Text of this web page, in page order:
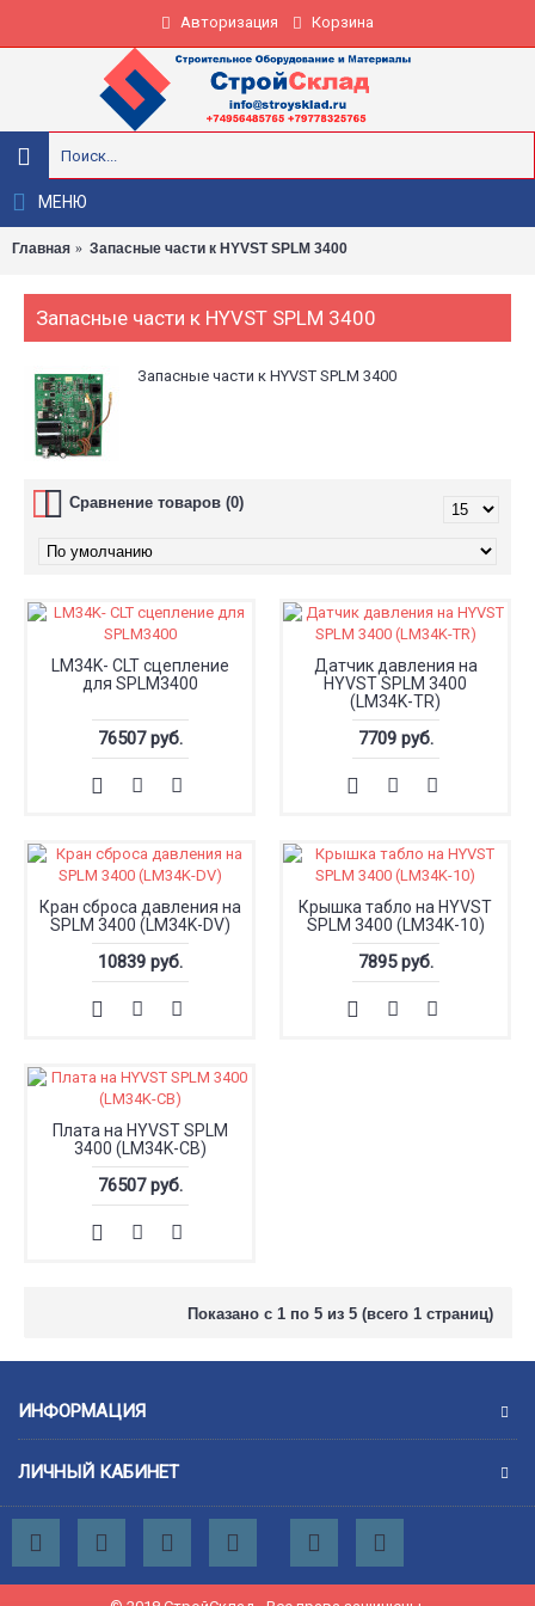
Авторизация Корзина
МЕНЮ
Главная Запасные части к HYVST SPLM 3400
Запасные части к HYVST SPLM 3400
Запасные части к HYVST SPLM 3400
Сравнение товаров (0)
LM34K- CLT сцепление
для SPLM3400
76507 руб.
Датчик давления на
HYVST SPLM 3400
(LM34K-TR)
7709 руб.
Кран сброса давления на
SPLM 3400 (LM34K-DV)
10839 руб.
Крышка табло на HYVST
SPLM 3400 (LM34K-10)
7895 руб.
Плата на HYVST SPLM
3400 (LM34K-CB)
76507 руб.
Показано с 1 по 5 из 5 (всего 1 страниц)
ИНФОРМАЦИЯ
ЛИЧНЫЙ КАБИНЕТ